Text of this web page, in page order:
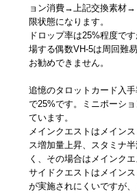
ョン消費→上記交換素材→
限状態になります。
ドロップ率は25%程度で
場する偶数VH-5は周回難
お勧めできません。
追憶のタロットカード入
で25%です。ミニポーシ
ています。
メインクエストはメイン
ス増加量上昇、スタミナ
く、その場合はメインク
サイドクエストはメイン
が実施されにくいですが